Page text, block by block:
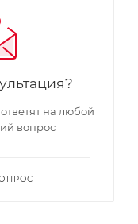
на любой
вопрос